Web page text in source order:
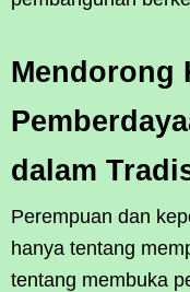
Mendorong
dalam
Perempuan dan
hanya tentang
tentang membuka